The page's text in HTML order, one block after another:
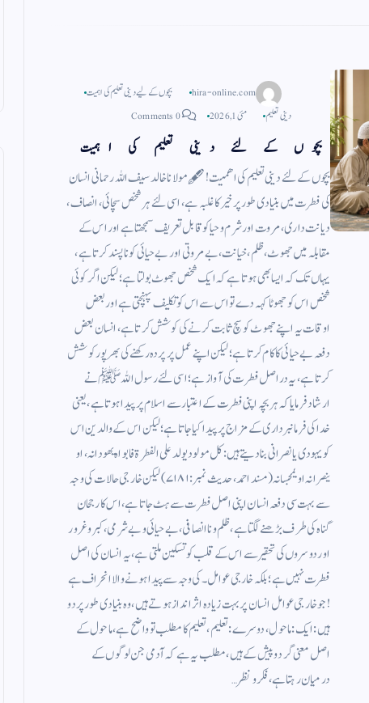
hira-online.com
بچوں کے لیے دینی تعلیم کی اہمیت
دینی تعلیم
مئی 1, 2026 0 Comments
بچوں کے لئے دینی تعلیم کی اہمیت
بچوں كے لئے دینی تعلیم كی اهمیت! 🖋مولانا خالد سیف اللہ رحمانی ‏ انسان
کی فطرت میں بنیادی طورپر خیر کا غلبہ ہے ، اسی لئے ہر شخص سچائی ، انصاف ،
دیانت داری ، مروت اور شرم و حیا کو قابل تعریف سمجھتا ہے اور اس کے
مقابلہ میں جھوٹ ، ظلم ، خیانت ، بے مروتی اور بے حیائی کو ناپسند کرتا ہے ،
یہاں تک کہ ایسا بھی ہوتا ہے کہ ایک شخص جھوٹ بولتا ہے ؛ لیکن اگر کوئی
شخص اس کو جھوٹا کہہ دے تو اس سے اس کو تکلیف پہنچتی ہے اوربعض
اوقات یہ اپنے جھوٹ کو سچ ثابت کرنے کی کوشش کرتا ہے ، انسان بعض
دفعہ بے حیائی کا کام کرتا ہے ؛ لیکن اپنے عمل پر پردہ رکھنے کی بھرپور کوشش
کرتا ہے ، یہ دراصل فطرت کی آواز ہے ؛ اسی لئے رسول اللہ ﷺ نے
ارشاد فرمایا کہ ہر بچہ اپنی فطرت کے اعتبار سے اسلام پر پیدا ہوتا ہے ، یعنی
خدا کی فرمانبرداری کے مزاج پر پیدا کیا جاتا ہے ؛ لیکن اس کے والدین اس
کو یہودی یا نصرانی بنا دیتے ہیں : کل مولود یولد علی الفطرۃ فابواہ یھودانہ ، او
ینصرانہ او یمجسانہ(مسند احمد ، حدیث نمبر : ۷۱۸۱) لیکن خارجی حالات کی وجہ
سے بہت سی دفعہ انسان اپنی اصل فطرت سے ہٹ جاتا ہے ، اس کا رجحان
گناہ کی طرف بڑھنے لگتا ہے ، ظلم و ناانصافی ، بے حیائی و بے شرمی ، کبر وغرور
اور دوسروں کی تحقیر سے اس کے قلب کو تسکین ملتی ہے ، یہ انسان کی اصل
فطرت نہیں ہے ؛ بلکہ خارجی عوامل ۔کی وجہ سے پیدا ہونے والا انحراف ہے
! جو خارجی عوامل انسان پر بہت زیادہ اثر انداز ہوتے ہیں ، وہ بنیادی طورپر دو
ہیں : ایک : ماحول ، دوسرے : تعلیم ، تعلیم کا مطلب تو واضح ہے ، ماحول کے
اصل معنی گرد و پیش کے ہیں ، مطلب یہ ہے کہ آدمی جن لوگوں کے
درمیان رہتا ہے ، فکر و نظر…